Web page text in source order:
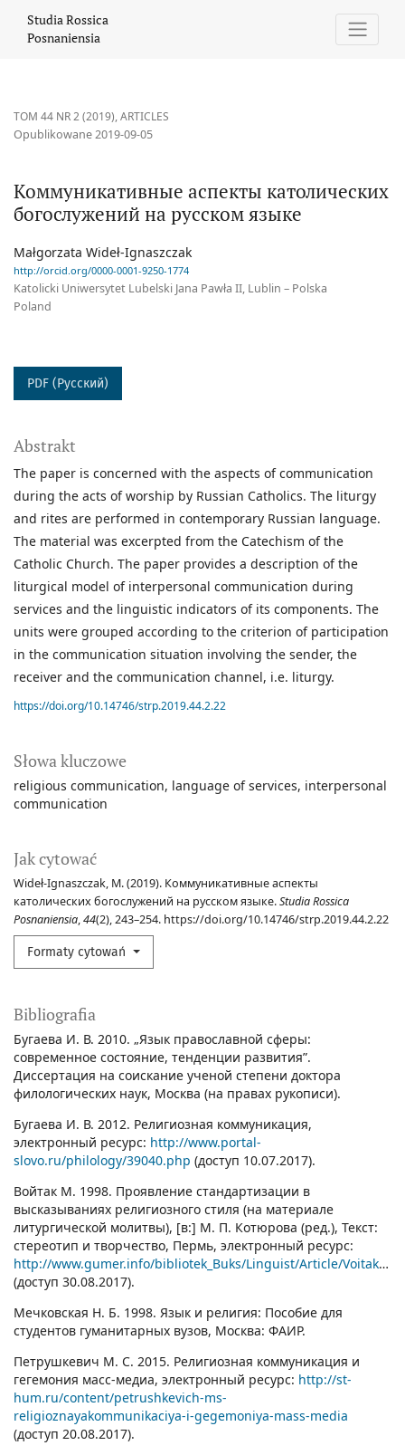
Studia Rossica
Posnaniensia
TOM 44 NR 2 (2019),ARTICLES
Коммуникативные аспекты католических
богослужений на русском языке
Opublikowane 2019-09-05
Małgorzata Wideł-Ignaszczak
http://orcid.org/0000-0001-9250-1774
Katolicki Uniwersytet Lubelski Jana Pawła II, Lublin – Polska
Poland
PDF (Русский)
Słowa kluczowe
religious communication language of services interpersonal
communication
Jak cytować
Wideł-Ignaszczak, M. (2019). Коммуникативные аспекты
католических богослужений на русском языке.Studia Rossica
Posnaniensia,44(2), 243–254. https://doi.org/10.14746/strp.2019.44.2.22
Formaty cytowań
Abstrakt
The paper is concerned with the aspects of communication
during the acts of worship by Russian Catholics. The liturgy
and rites are performed in contemporary Russian language.
The material was excerpted from the Catechism of the
Catholic Church. The paper provides a description of the
liturgical model of interpersonal communication during
services and the linguistic indicators of its components. The
units were grouped according to the criterion of participation
in the communication situation involving the sender, the
receiver and the communication channel, i.e. liturgy.
https://doi.org/10.14746/strp.2019.44.2.22
Bibliografia
Бугаева И. В. 2010. „Язык православной сферы:
современное состояние, тенденции развития”.
Диссертация на соискание ученой степени доктора
филологических наук, Москва (на правах рукописи).
Бугаева И. В. 2012. Религиозная коммуникация,
электронный ресурс: http://www.portal-
slovo.ru/philology/39040.php (доступ 10.07.2017).
Войтак М. 1998. Проявление стандартизации в
высказываниях религиозного стиля (на материале
литургической молитвы), [в:] М. П. Котюровa (ред.), Текст:
стереотип и творчество, Пермь, электронный ресурс:
http://www.gumer.info/bibliotek_Buks/Linguist/Article/Voitak_StandMolitv.php
(доступ 30.08.2017).
Мечковская Н. Б. 1998. Язык и религия: Пособие для
студентов гуманитарных вузов, Москва: ФАИР.
Петрушкевич М. С. 2015. Религиозная коммуникация и
гегемония масс-медиа, электронный ресурс: http://st-
hum.ru/content/petrushkevich-ms-
religioznayakommunikaciya-i-gegemoniya-mass-media
(доступ 20.08.2017).